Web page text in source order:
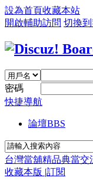
設為首頁收藏本站
開啟輔助訪問 切換到
密碼
快捷導航
論壇BBS
台灣當舖精品典當交
收藏本版 |訂閱